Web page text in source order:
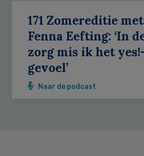
171 Zomereditie met
Fenna Eefting: ‘In
zorg mis ik het
gevoel’
Naar de podcast